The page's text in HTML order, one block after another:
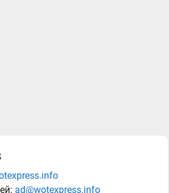
ad@wotexpress.info